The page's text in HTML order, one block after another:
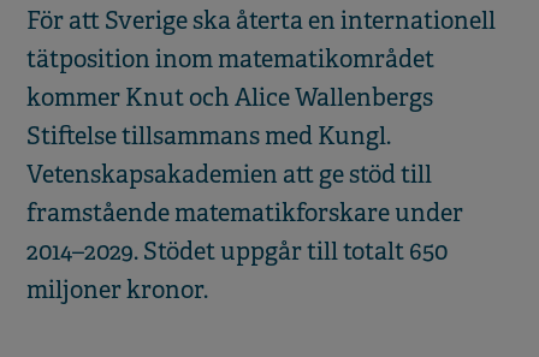
För att Sverige ska återta en internationell
tätposition inom matematikområdet
kommer Knut och Alice Wallenbergs
Stiftelse tillsammans med Kungl.
Vetenskapsakademien att ge stöd till
framstående matematikforskare under
2014–2029. Stödet uppgår till totalt 650
miljoner kronor.